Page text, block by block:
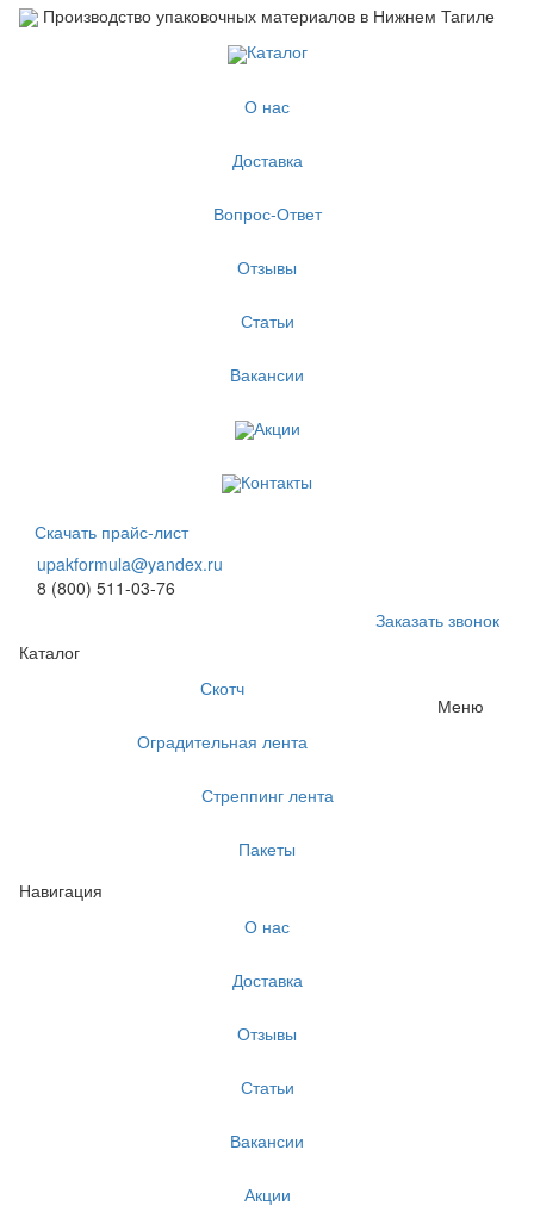
Производство упаковочных материалов в Нижнем Тагиле
Каталог
О нас
Доставка
Вопрос-Ответ
Отзывы
Статьи
Вакансии
Акции
Контакты
Скачать прайс-лист
upakformula@yandex.ru
8 (800) 511-03-76
Заказать звонок
Меню
Каталог
Скотч
Оградительная лента
Стреппинг лента
Пакеты
Навигация
О нас
Доставка
Отзывы
Статьи
Вакансии
Акции